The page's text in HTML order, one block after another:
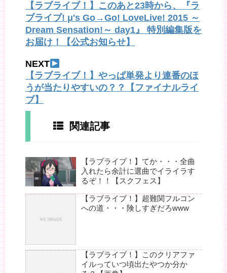
【ラブライブ！】このあと23時から、『ラ
ブライブ! μ's Go→Go! LoveLive! 2015 ～
Dream Sensation!～ day1』 特別編集版を
お届け！【公式お知らせ】
NEXT
【ラブライブ！】やっぱ単発より連番のほ
うが当たりやすいの？？【ファイナルライ
ブ】
関連記事
【ラブライブ！】てか・・・全曲
入れたら余計に選曲でイライラす
るぞ！！【スクフェス】
【ラブライブ！】超難関フルコン
への道・・・険しすぎだろwww
【ラブライブ！】このクリアファ
イルっていつ頃出たやつか分か